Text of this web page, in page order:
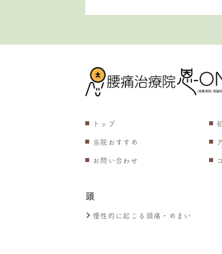
トップ
当院おすすめ
お問い合わせ
頭
慢性的に起こる頭痛・めまい